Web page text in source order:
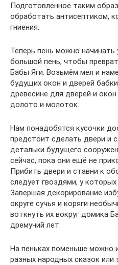
Подготовленное таким
обработать антисептиком,
гниения.
Теперь пень можно
большой пень, чтобы
Бабы Яги. Возьмём мел и
будущих окон и дверей
древесине для дверей и
долото и молоток.
Нам понадобятся кусочки
предстоит сделать двери и
детальки будущего
сейчас, пока они ещё не
Прибить двери и ставни к
следует гвоздями, у
Завершая декорирование
округе сучья и коряги
воткнуть их вокруг домика
дремучий лет.
На пеньках поменьше можно
разных народных сказок